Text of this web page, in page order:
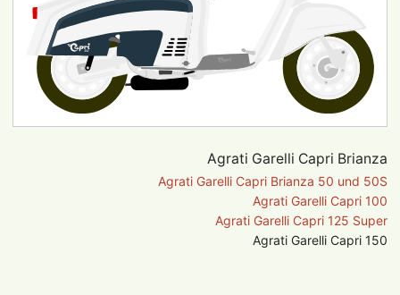
Agrati Garelli Capri Brianza
Agrati Garelli Capri Brianza 50 und 50S
Agrati Garelli Capri 100
Agrati Garelli Capri 125 Super
Agrati Garelli Capri 150